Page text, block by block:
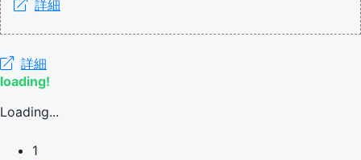
詳細
詳細
loading!
Loading...
1